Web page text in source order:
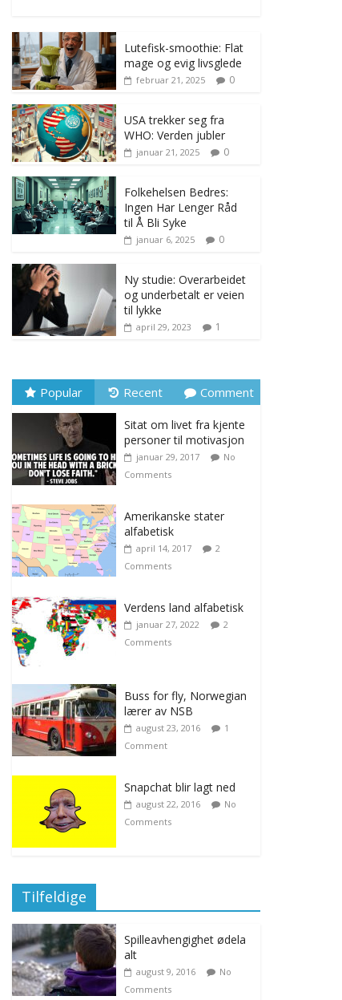
Lutefisk-smoothie: Flat
mage og evig livsglede
februar 21, 2025 0
USA trekker seg fra
WHO: Verden jubler
januar 21, 2025 0
Folkehelsen Bedres:
Ingen Har Lenger Råd
til Å Bli Syke
januar 6, 2025 0
Ny studie: Overarbeidet
og underbetalt er veien
til lykke
april 29, 2023 1
Popular Recent Comment
Sitat om livet fra kjente
personer til motivasjon
januar 29, 2017
No
Comments
Amerikanske stater
alfabetisk
april 14, 2017
2
Comments
Verdens land alfabetisk
januar 27, 2022
2
Comments
Buss for fly, Norwegian
lærer av NSB
august 23, 2016
1
Comment
Snapchat blir lagt ned
august 22, 2016
No
Comments
Tilfeldige
Spilleavhengighet ødela
alt
august 9, 2016
No
Comments